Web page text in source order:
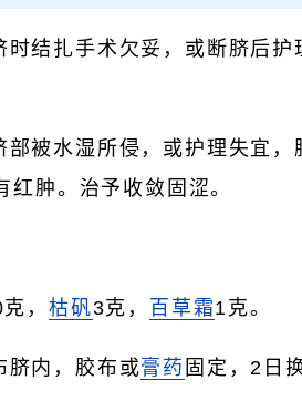
结扎手术欠妥，或断脐后护
被水湿所侵，或护理失宜，
肿。治予收敛固涩。
克，枯矾3克， 百草霜1克。
脐内，胶布或膏药 固定，2日